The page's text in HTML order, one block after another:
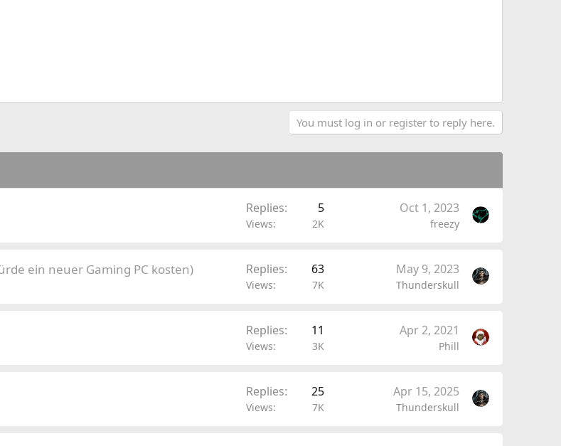
You must log in or register to reply here.
Replies 5
Views 2K
Oct 1, 2023
freezy
ein neuer Gaming PC kosten) Replies 63
Views 7K
May 9, 2023
Thunderskull
Replies 11
Views 3K
Apr 2, 2021
Phill
Replies 25
Views 7K
Apr 15, 2025
Thunderskull